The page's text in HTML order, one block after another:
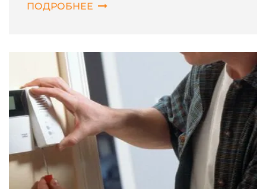
ПОДРОБНЕЕ